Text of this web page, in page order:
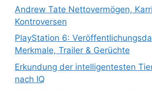
Andrew Tate Nettovermögen,
Kontroversen
PlayStation 6:
Merkmale, Trailer & Gerüchte
Erkundung der intelligentesten
nach IQ